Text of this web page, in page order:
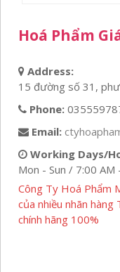
Hoá Phẩm
Address:
15 đường số 31,
Phone:
Email:
Working Days/
Mon - Sun / 7:00 AM
Công Ty Hoá Phẩm
của nhiều nhãn
chính hãng 100%